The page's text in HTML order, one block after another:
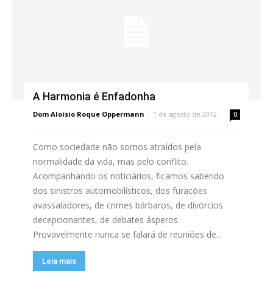
A Harmonia é Enfadonha
Dom Aloísio Roque Oppermann - 1 de agosto de 2012 0
Como sociedade não somos atraídos pela
normalidade da vida, mas pelo conflito.
Acompanhando os noticiários, ficamos sabendo
dos sinistros automobilísticos, dos furacões
avassaladores, de crimes bárbaros, de divórcios
decepcionantes, de debates ásperos.
Provavelmente nunca se falará de reuniões de...
Leia mais